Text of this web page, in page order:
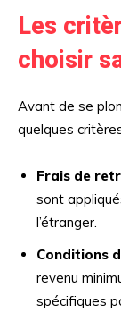
Les
choisir
Avant de se
quelques
Frais de
sont
l’étranger.
Conditions
revenu
spécifiques